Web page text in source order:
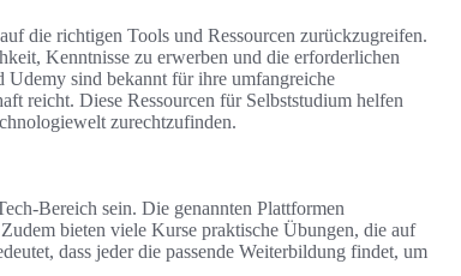
die richtigen Tools und Ressourcen zurückzugreifen.
Kenntnisse zu erwerben und die erforderlichen
sind bekannt für ihre umfangreiche
reicht. Diese Ressourcen für Selbststudium helfen
zurechtzufinden.
Bereich sein. Die genannten Plattformen
bieten viele Kurse praktische Übungen, die auf
dass jeder die passende Weiterbildung findet, um